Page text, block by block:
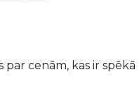
cenām, kas ir